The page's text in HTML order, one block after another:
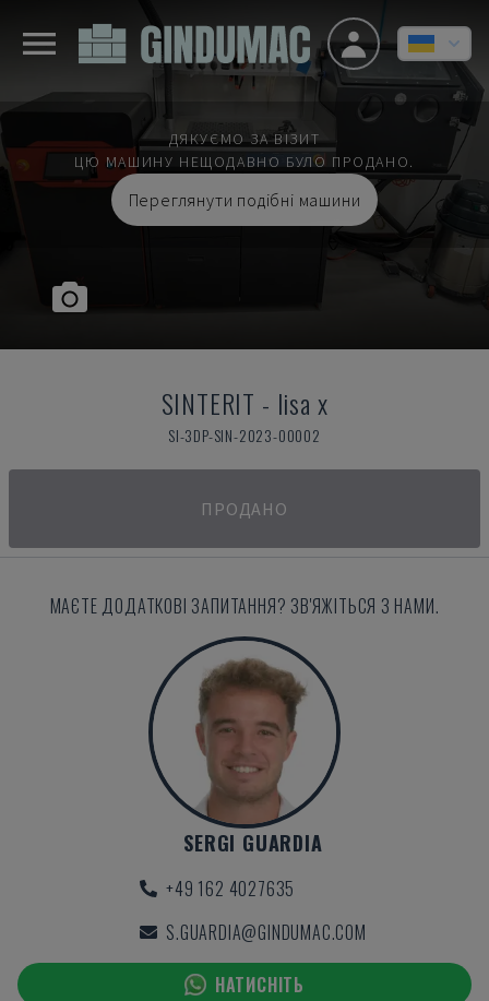
ДЯКУЄМО ЗА ВІЗИТ
ЦЮ МАШИНУ НЕЩОДАВНО БУЛО ПРОДАНО.
Переглянути подібні машини
SINTERIT - lisa x
SI-3DP-SIN-2023-00002
ПРОДАНО
МАЄТЕ ДОДАТКОВІ ЗАПИТАННЯ? ЗВ'ЯЖІТЬСЯ З НАМИ.
SERGI GUARDIA
+49 162 4027635
S.GUARDIA@GINDUMAC.COM
НАТИСНІТЬ